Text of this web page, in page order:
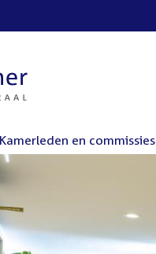
Kamerleden en commissies